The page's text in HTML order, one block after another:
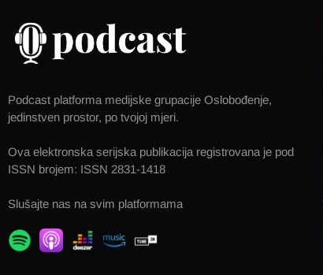
Podcast platforma medijske grupacije Oslobođenje,
jedinstven prostor, po tvojoj mjeri.
Ova elektronska serijska publikacija registrovana je pod
ISSN brojem: ISSN 2831-1418
Slušajte nas na svim platformama